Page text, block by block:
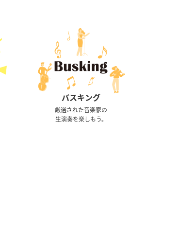
バスキング
厳選された音楽家の
生演奏を楽しもう。